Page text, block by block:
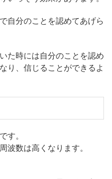
自分のことを認めてあげら
た時には自分のことを認め
り、信じることができるよ
です。
波数は高くなります。